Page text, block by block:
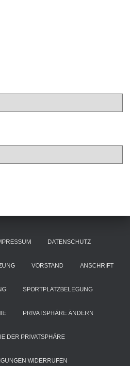
DATENSCHUTZ
VORSTAND ANSCHRIFT
SPORTPLATZBELEGUNG
PRIVATSPHÄRE ÄNDERN
DER PRIVATSPHÄRE
WIDERRUFEN